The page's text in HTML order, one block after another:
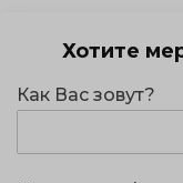
Хотите
Как Вас зовут?